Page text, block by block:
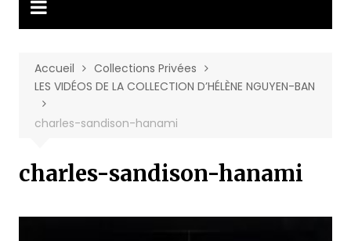
Accueil
Collections Privées
LES VIDÉOS DE LA COLLECTION D’HÉLÈNE NGUYEN-BAN
charles-sandison-hanami
charles-sandison-hanami